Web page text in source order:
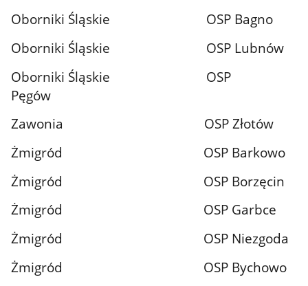
Oborniki Śląskie OSP Bagno
Oborniki Śląskie OSP Lubnów
Oborniki Śląskie OSP
Pęgów
Zawonia OSP Złotów
Żmigród OSP Barkowo
Żmigród OSP Borzęcin
Żmigród OSP Garbce
Żmigród OSP Niezgoda
Żmigród OSP Bychowo